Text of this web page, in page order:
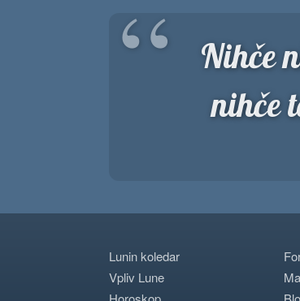
Nihče
nihče
“
Lunin koledar
Vpliv Lune